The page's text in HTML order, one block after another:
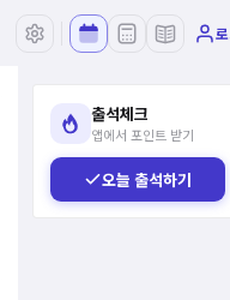
출석체크
앱에서 포인트 받기
오늘 출석하기